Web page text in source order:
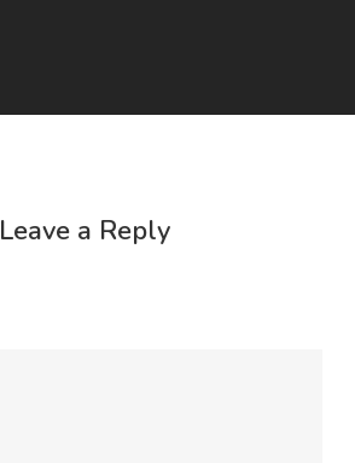
Leave a Reply